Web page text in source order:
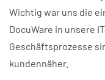
Wichtig war uns die
DocuWare in unsere
Geschäftsprozesse
kundennäher.